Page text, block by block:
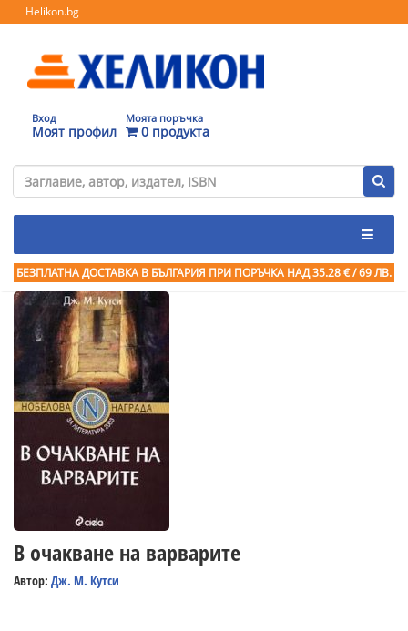
Helikon.bg
Вход
Моят профил
Моята поръчка
0 продукта
БЕЗПЛАТНА ДОСТАВКА В БЪЛГАРИЯ ПРИ ПОРЪЧКА НАД 35.28 € / 69 ЛВ.
В очакване на варварите
Автор: Дж. М. Кутси